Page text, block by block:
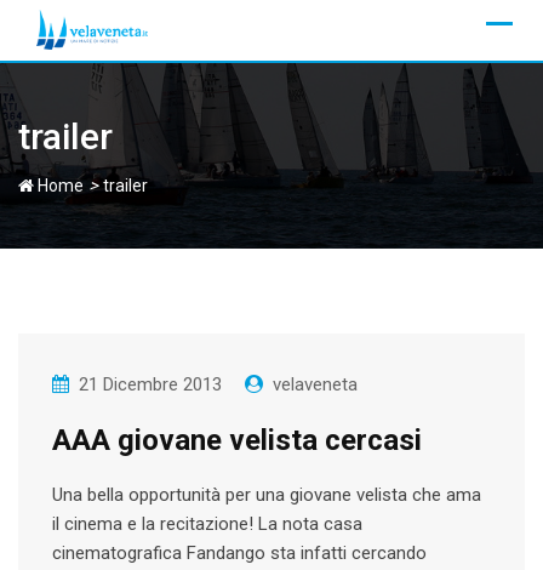
trailer
Home >trailer
21 Dicembre 2013 velaveneta
AAA giovane velista cercasi
Una bella opportunità per una giovane velista che ama
il cinema e la recitazione! La nota casa
cinematografica Fandango sta infatti cercando